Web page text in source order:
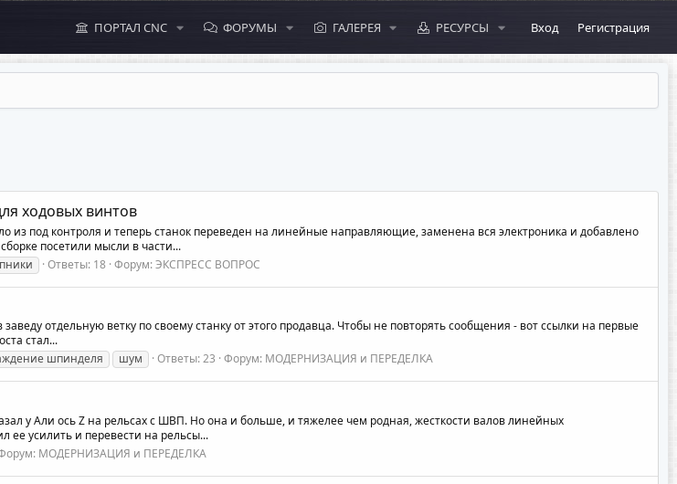
ПОРТАЛ CNC ФОРУМЫ ГАЛЕРЕЯ РЕСУРСЫ Вход Регистрация
ходовых винтов
под контроля и теперь станок переведен на линейные направляющие, заменена вся электроника и добавлено
посетили мысли в части...
Ответы: 18 Форум:ЭКСПРЕСС ВОПРОС
отдельную ветку по своему станку от этого продавца. Чтобы не повторять сообщения - вот ссылки на первые
стал...
шпинделя шум Ответы: 23 Форум: МОДЕРНИЗАЦИЯ и ПЕРЕДЕЛКА
у Али ось Z на рельсах с ШВП. Но она и больше, и тяжелее чем родная, жесткости валов линейных
ее усилить и перевести на рельсы...
МОДЕРНИЗАЦИЯ и ПЕРЕДЕЛКА